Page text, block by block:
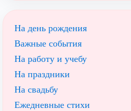
На день рождения
Важные события
На работу и учебу
На праздники
На свадьбу
Ежедневные стихи